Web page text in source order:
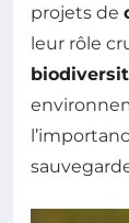
projets de
leur rôle